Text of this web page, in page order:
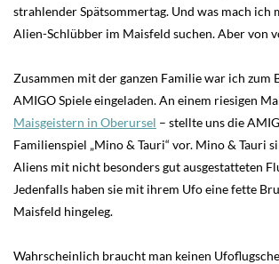
strahlender Spätsommertag. Und was mach ich
Alien-Schlübber im Maisfeld suchen. Aber von
Zusammen mit der ganzen Familie war ich zum
AMIGO Spiele eingeladen. An einem riesigen
Maisgeistern in Oberursel – stellte uns die
Familienspiel „Mino & Tauri“ vor. Mino & Tauri
Aliens mit nicht besonders gut ausgestatteten
Jedenfalls haben sie mit ihrem Ufo eine fette
Maisfeld hingeleg.
Wahrscheinlich braucht man keinen